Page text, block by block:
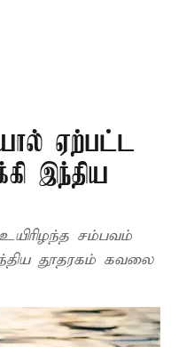
ஏற்பட்ட
இந்திய
சம்பவம்
தூதரகம் கவலை